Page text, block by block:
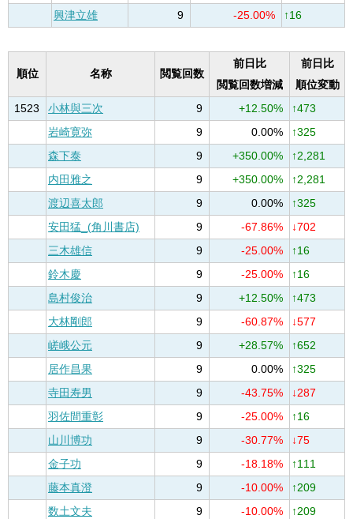
興津立雄
9 -25.00% ↑16
順位 名称 閲覧回数
前日比
閲覧回数増減
前日比
順位変動
1523
小林與三次 9 +12.50%
↑473
岩崎寛弥
9 0.00%
↑325
森下泰
9 +350.00%
↑2,281
内田雅之
9 +350.00%
↑2,281
渡辺喜太郎
9 0.00%
↑325
安田猛_(角川書店)
9 -67.86%
↓702
三木雄信
9 -25.00%
↑16
鈴木慶
9 -25.00%
↑16
島村俊治
9 +12.50%
↑473
大林剛郎
9 -60.87%
↓577
嵯峨公元
9 +28.57%
↑652
居作昌果
9 0.00%
↑325
寺田寿男
9 -43.75%
↓287
羽佐間重彰
9 -25.00%
↑16
山川博功
9 -30.77%
↓75
金子功
9 -18.18%
↑111
藤本真澄
9 -10.00%
↑209
数土文夫
9 -10.00%
↑209